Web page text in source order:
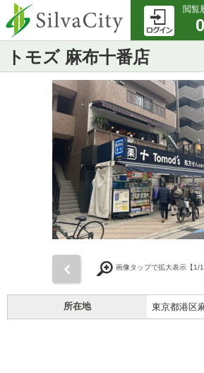
閲覧
0
トモズ 麻布十番店
画像タップで拡大表示【1/1
所在地 東京都港区